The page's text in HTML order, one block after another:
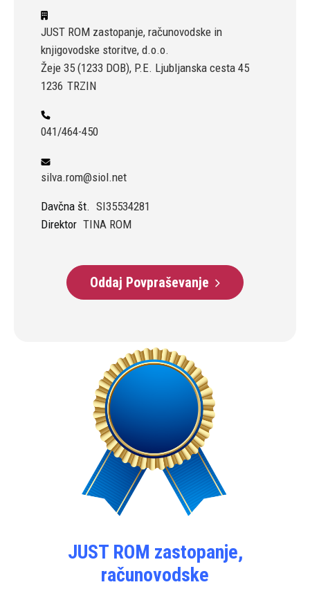
JUST ROM zastopanje, računovodske in
knjigovodske storitve, d.o.o.
Žeje 35 (1233 DOB), P.E. Ljubljanska cesta 45
1236 TRZIN
041/464-450
silva.rom@siol.net
Davčna št. SI35534281
Direktor TINA ROM
Oddaj Povpraševanje
JUST ROM zastopanje,
računovodske